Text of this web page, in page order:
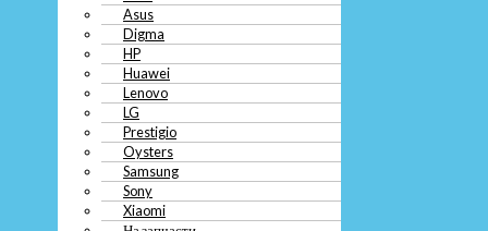
Asus
Digma
HP
Huawei
Lenovo
LG
Prestigio
Oysters
Samsung
Sony
Xiaomi
Sony
Xiaomi
На запчасти
Нерабочий
Сломанный
Старый
Телевизор
Samsung